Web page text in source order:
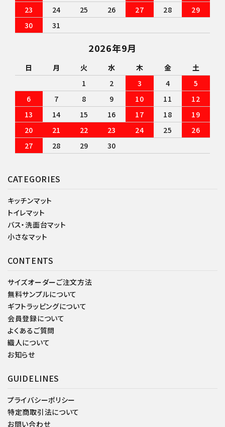
CATEGORIES
キッチンマット
トイレマット
バス・洗面台マット
小さなマット
CONTENTS
サイズオーダーご注文方法
無料サンプルについて
ギフトラッピングについて
会員登録について
よくあるご質問
織人について
お知らせ
GUIDELINES
プライバシーポリシー
特定商取引法について
お問い合わせ
23
24 25 26 27 28
29
30
31
2026年9月
日 月 火 水 木 金
土
1
2 3 4
5
6
7 8 9 10 11
12
13
14 15 16 17 18
19
20
21 22 23 24 25
26
27
28 29 30